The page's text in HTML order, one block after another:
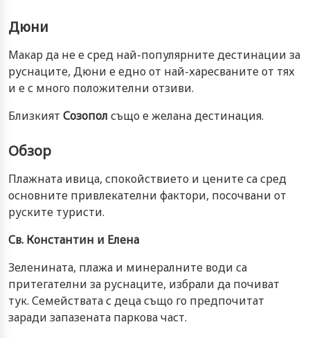
Дюни
Макар да не е сред най-популярните дестинации за
руснаците, Дюни е едно от най-харесваните от тях
и е с много положителни отзиви.
Близкият Созопол също е желана дестинация.
Обзор
Плажната ивица, спокойствието и цените са сред
основните привлекателни фактори, посочвани от
руските туристи.
Св. Константин и Елена
Зеленината, плажа и минералните води са
притегателни за руснаците, избрали да почиват
тук. Семействата с деца също го предпочитат
заради запазената паркова част.